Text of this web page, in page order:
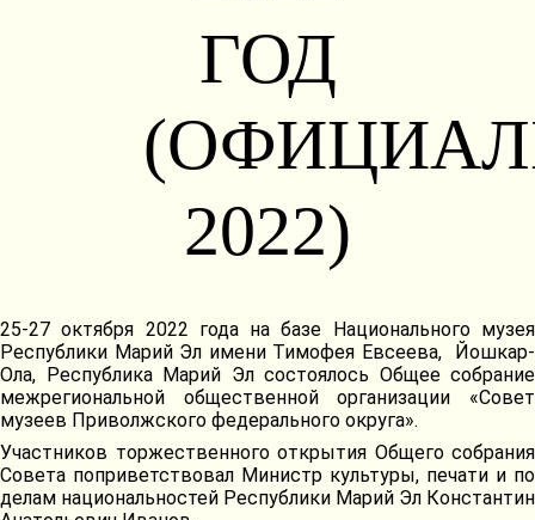
ГОД
2022)
25-27 октября 2022 года на базе Национального музея
Республики Марий Эл имени Тимофея Евсеева, Йошкар-
Ола, Республика Марий Эл состоялось Общее собрание
межрегиональной общественной организации «Совет
музеев Приволжского федерального округа».
Участников торжественного открытия Общего собрания
Совета поприветствовал Министр культуры, печати и по
делам национальностей Республики Марий Эл Константин